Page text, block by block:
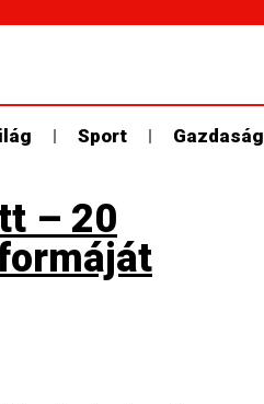
Sport Gazdaság
– 20